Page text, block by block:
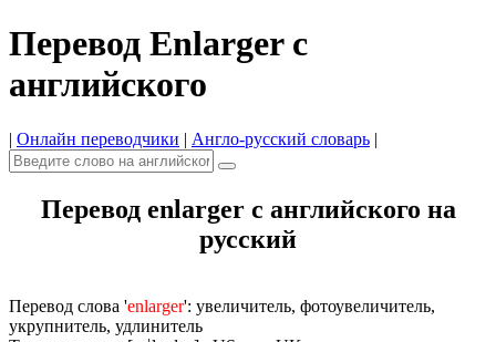
Перевод Enlarger с
английского
| Онлайн переводчики | Англо-русский словарь |
Перевод enlarger с английского на
русский
Перевод слова 'enlarger': увеличитель, фотоувеличитель,
укрупнитель, удлинитель